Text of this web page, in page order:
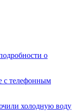
о
с телефонным
холодную воду